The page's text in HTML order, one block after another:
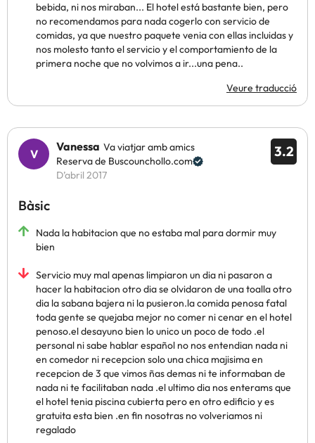
bebida, ni nos miraban... El hotel está bastante bien, pero
no recomendamos para nada cogerlo con servicio de
comidas, ya que nuestro paquete venia con ellas incluidas y
nos molesto tanto el servicio y el comportamiento de la
primera noche que no volvimos a ir...una pena..
Veure traducció
3.2
Vanessa Va viatjar amb amics
Reserva de Buscounchollo.com
D’abril 2017
Bàsic
Nada la habitacion que no estaba mal para dormir muy
bien
Servicio muy mal apenas limpiaron un dia ni pasaron a
hacer la habitacion otro dia se olvidaron de una toalla otro
dia la sabana bajera ni la pusieron.la comida penosa fatal
toda gente se quejaba mejor no comer ni cenar en el hotel
penoso.el desayuno bien lo unico un poco de todo .el
personal ni sabe hablar español no nos entendian nada ni
en comedor ni recepcion solo una chica majisima en
recepcion de 3 que vimos ñas demas ni te informaban de
nada ni te facilitaban nada .el ultimo dia nos enterams que
el hotel tenia piscina cubierta pero en otro edificio y es
gratuita esta bien .en fin nosotras no volveriamos ni
regalado